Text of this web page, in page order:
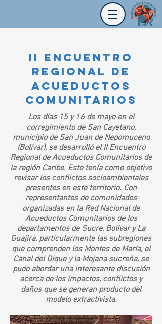
II Encuentro
regional de
acueductos
comunitarios
Los días 15 y 16 de mayo en el
corregimiento de San Cayetano,
municipio de San Juan de Nepomuceno
(Bolívar), se desarrolló el II Encuentro
Regional de Acueductos Comunitarios de
la región Caribe. Este tenía como objetivo
revisar los conflictos socioambientales
presentes en este territorio. Con
representantes de comunidades
organizadas en la Red Nacional de
Acueductos Comunitarios de los
departamentos de Sucre, Bolívar y La
Guajira, particularmente las subregiones
que comprenden los Montes de María, el
Canal del Dique y la Mojana sucreña, se
pudo abordar una interesante discusión
acerca de los impactos, conflictos y
daños que se generan producto del
modelo extractivista.